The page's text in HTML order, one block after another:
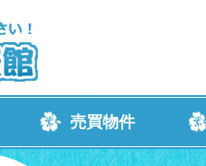
売買物件